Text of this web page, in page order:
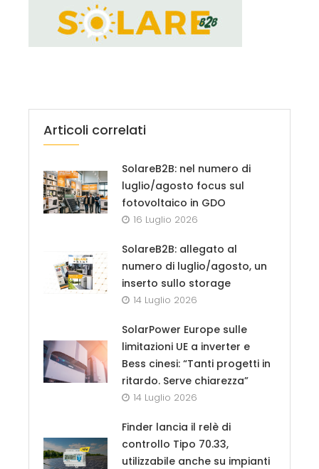
Articoli correlati
SolareB2B: nel numero di
luglio/agosto focus sul
fotovoltaico in GDO
16 Luglio 2026
SolareB2B: allegato al
numero di luglio/agosto, un
inserto sullo storage
14 Luglio 2026
SolarPower Europe sulle
limitazioni UE a inverter e
Bess cinesi: “Tanti progetti in
ritardo. Serve chiarezza”
14 Luglio 2026
Finder lancia il relè di
controllo Tipo 70.33,
utilizzabile anche su impianti